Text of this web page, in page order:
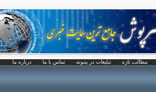
مطالب تازه تبلیغات در بیتوته تماس با ما درباره ما